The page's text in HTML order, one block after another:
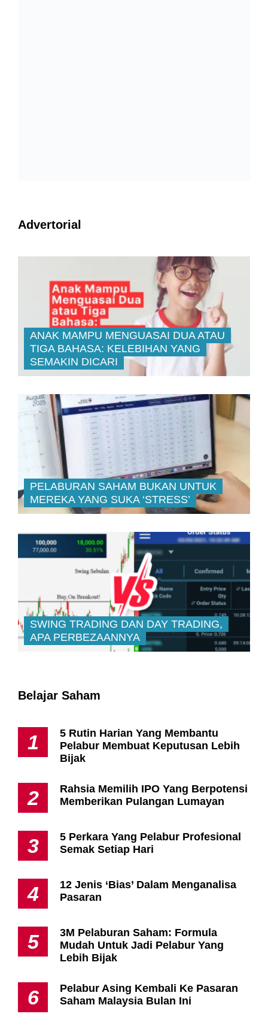
Advertorial
ANAK MAMPU MENGUASAI DUA ATAU
TIGA BAHASA: KELEBIHAN YANG
SEMAKIN DICARI
PELABURAN SAHAM BUKAN UNTUK
MEREKA YANG SUKA ‘STRESS’
SWING TRADING DAN DAY TRADING,
APA PERBEZAANNYA
Belajar Saham
1
5 Rutin Harian Yang Membantu
Pelabur Membuat Keputusan Lebih
Bijak
2
Rahsia Memilih IPO Yang Berpotensi
Memberikan Pulangan Lumayan
3
5 Perkara Yang Pelabur Profesional
Semak Setiap Hari
4
12 Jenis ‘Bias’ Dalam Menganalisa
Pasaran
5
3M Pelaburan Saham: Formula
Mudah Untuk Jadi Pelabur Yang
Lebih Bijak
6
Pelabur Asing Kembali Ke Pasaran
Saham Malaysia Bulan Ini